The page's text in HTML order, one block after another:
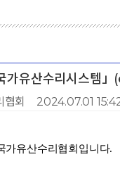
가유산수리시스템」
회 2024.07.01
가유산수리협회입니다.